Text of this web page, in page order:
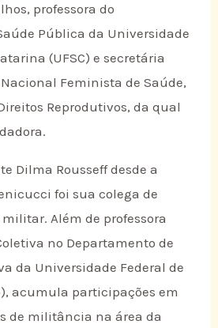
professora do
Pública da Universidade
(UFSC) e secretária
Feminista de Saúde,
Reprodutivos, da qual
Dilma Rousseff desde a
foi sua colega de
Além de professora
no Departamento de
da Universidade Federal de
acumula participações em
de militância na área da